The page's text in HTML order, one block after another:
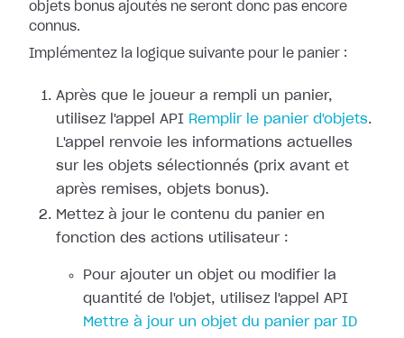
objets bonus ajoutés ne seront donc pas encore
connus.
Implémentez la logique suivante pour le panier :
Après que le joueur a rempli un panier,
utilisez l'appel API Remplir le panier d'objets.
L'appel renvoie les informations actuelles
sur les objets sélectionnés (prix avant et
après remises, objets bonus).
Mettez à jour le contenu du panier en
fonction des actions utilisateur :
Pour ajouter un objet ou modifier la
quantité de l'objet, utilisez l'appel API
Mettre à jour un objet du panier par ID